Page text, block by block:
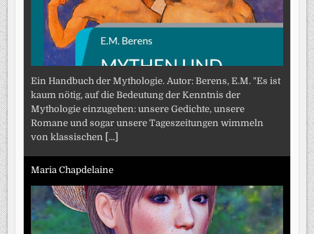
Ein Handbuch der Mythologie. Autor: Berens, E.M. "Es ist
kaum nötig, auf die Bedeutung der Kenntnis der
Mythologie einzugehen: unsere Gedichte, unsere
Romane und sogar unsere Tageszeitungen wimmeln
von klassischen [...]
Maria Chapdelaine